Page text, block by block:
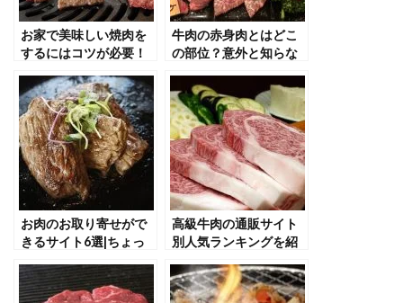
お家で美味しい焼肉を
するにはコツが必要！
についても説明
牛肉の赤身肉とはどこ
の部位？意外と知らな
介
お肉のお取り寄せがで
きるサイト6選|ちょっ
高級牛肉の通販サイト
別人気ランキングを紹
解説